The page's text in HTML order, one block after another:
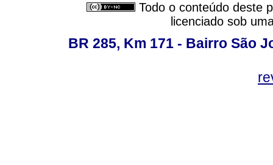
Todo o conteúdo deste
licenciado sob
BR 285, Km 171 - Bairro São